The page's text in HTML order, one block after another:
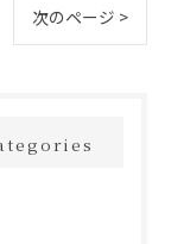
次のページ >